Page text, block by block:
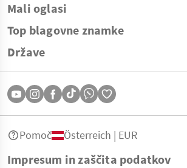
Mali oglasi
Top blagovne znamke
Države
Impresum in zaščita podatkov
Pomoč Österreich | EUR